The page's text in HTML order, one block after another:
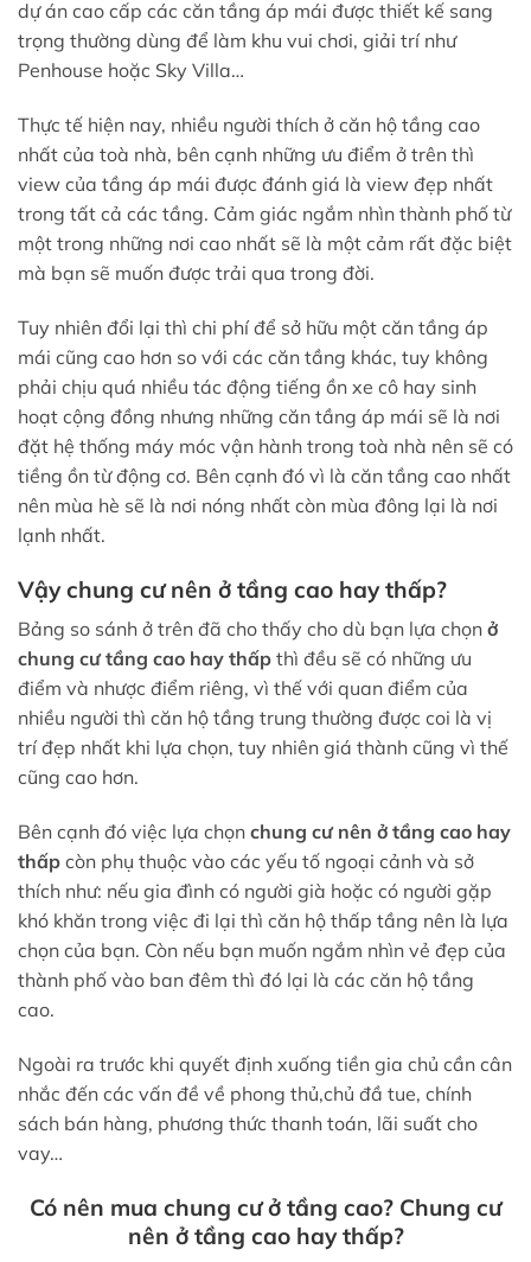
dự án cao cấp các căn tầng áp mái được thiết kế sang
trọng thường dùng để làm khu vui chơi, giải trí như
Penhouse hoặc Sky Villa…
Thực tế hiện nay, nhiều người thích ở căn hộ tầng cao
nhất của toà nhà, bên cạnh những ưu điểm ở trên thì
view của tầng áp mái được đánh giá là view đẹp nhất
trong tất cả các tầng. Cảm giác ngắm nhìn thành phố từ
một trong những nơi cao nhất sẽ là một cảm rất đặc biệt
mà bạn sẽ muốn được trải qua trong đời.
Tuy nhiên đổi lại thì chi phí để sở hữu một căn tầng áp
mái cũng cao hơn so với các căn tầng khác, tuy không
phải chịu quá nhiều tác động tiếng ồn xe cô hay sinh
hoạt cộng đồng nhưng những căn tầng áp mái sẽ là nơi
đặt hệ thống máy móc vận hành trong toà nhà nên sẽ có
tiềng ồn từ động cơ. Bên cạnh đó vì là căn tầng cao nhất
nên mùa hè sẽ là nơi nóng nhất còn mùa đông lại là nơi
lạnh nhất.
Vậy chung cư nên ở tầng cao hay thấp?
Bảng so sánh ở trên đã cho thấy cho dù bạn lựa chọn ở
chung cư tầng cao hay thấp thì đều sẽ có những ưu
điểm và nhược điểm riêng, vì thế với quan điểm của
nhiều người thì căn hộ tầng trung thường được coi là vị
trí đẹp nhất khi lựa chọn, tuy nhiên giá thành cũng vì thế
cũng cao hơn.
Bên cạnh đó việc lựa chọn chung cư nên ở tầng cao hay
thấp còn phụ thuộc vào các yếu tố ngoại cảnh và sở
thích như: nếu gia đình có người già hoặc có người gặp
khó khăn trong việc đi lại thì căn hộ thấp tầng nên là lựa
chọn của bạn. Còn nếu bạn muốn ngắm nhìn vẻ đẹp của
thành phố vào ban đêm thì đó lại là các căn hộ tầng
cao.
Ngoài ra trước khi quyết định xuống tiền gia chủ cần cân
nhắc đến các vấn đề về phong thủ,chủ đầ tue, chính
sách bán hàng, phương thức thanh toán, lãi suất cho
vay…
Có nên mua chung cư ở tầng cao? Chung cư
nên ở tầng cao hay thấp?